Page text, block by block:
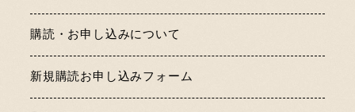
購読・お申し込みについて
新規購読お申し込みフォーム